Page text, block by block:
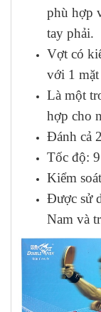
phù hợp
tay phải.
Vợt có
với 1 mặt
Là một
hợp cho
Đánh cả
Tốc độ: 9
Kiểm
Được sử
Nam và